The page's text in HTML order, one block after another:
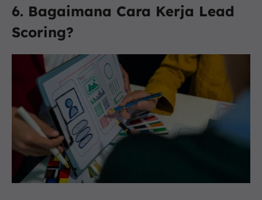
6. Bagaimana Cara Kerja Lead
Scoring?